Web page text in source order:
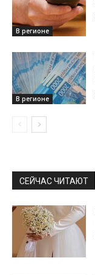
В регионе
В регионе
СЕЙЧАС ЧИТАЮТ